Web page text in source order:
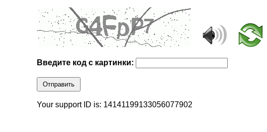
Введите код с картинки:
Отправить
Your support ID is: 14141199133056077902